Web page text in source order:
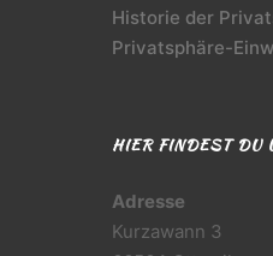
Historie der
Privatsphäre-
HIER FINDEST DU
Adresse
Kurzawann 3